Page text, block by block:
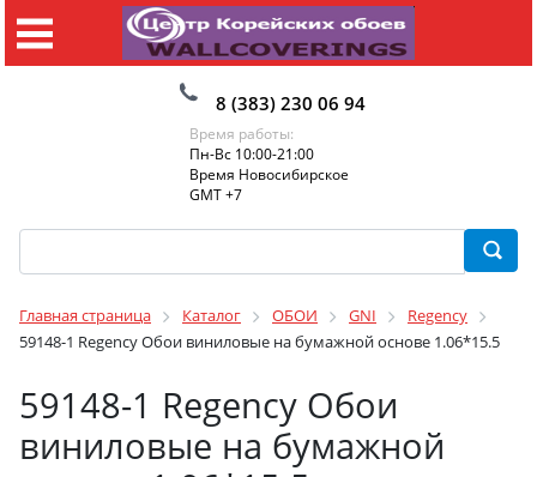
8 (383) 230 06 94
Время работы:
Пн-Вс 10:00-21:00
Время Новосибирское
GMT +7
Главная страница Каталог ОБОИ GNI
Regency
59148-1 Regency Обои виниловые на бумажной основе 1.06*15.5
59148-1 Regency Обои
виниловые на бумажной